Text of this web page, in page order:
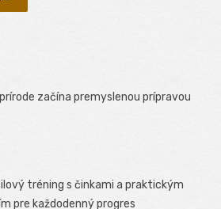
začína premyslenou prípravou
tréning s činkami a praktickým
pre každodenný progres